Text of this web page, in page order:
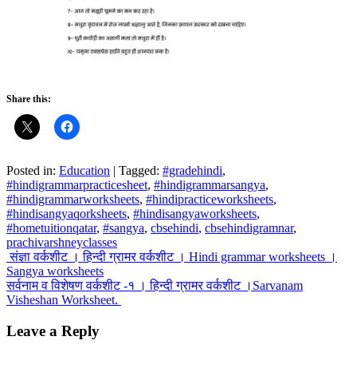
Share this:
Posted in: Education | Tagged: #gradehindi,
#hindigrammarpracticesheet, #hindigrammarsangya,
#hindigrammarworksheets, #hindipracticeworksheets,
#hindisangyaqorksheets, #hindisangyaworksheets,
#hometuitionqatar, #sangya, cbsehindi, cbsehindigramnar,
prachivarshneyclasses
Post
navigation
संज्ञा वर्कशीट । हिन्दी ग्रामर वर्कशीट । Hindi grammar worksheets ।
Sangya worksheets
सर्वनाम व विशेषण वर्कशीट -१ । हिन्दी ग्रामर वर्कशीट ।Sarvanam
Visheshan Worksheet.
Leave a Reply